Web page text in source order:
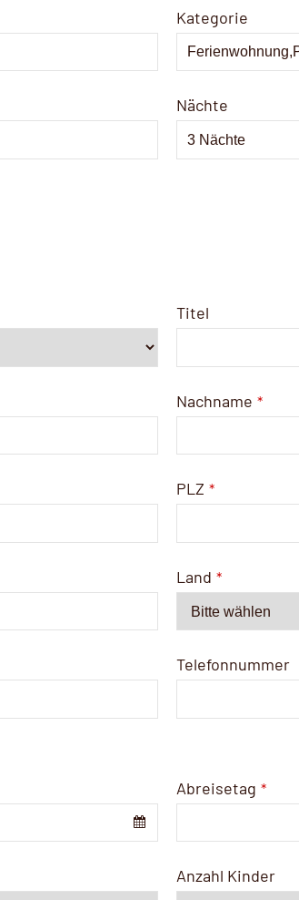
Kategorie
Nächte
Titel
Nachname *
PLZ *
Land *
Telefonnummer
Abreisetag *
Anzahl Kinder